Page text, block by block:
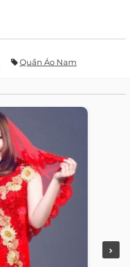
Quần Áo Nam